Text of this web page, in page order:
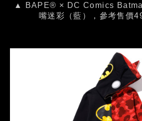
▲ BAPE® × DC Comics
嘴迷彩（藍），參考售價